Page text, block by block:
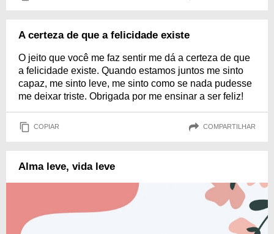
A certeza de que a felicidade existe
O jeito que você me faz sentir me dá a certeza de que
a felicidade existe. Quando estamos juntos me sinto
capaz, me sinto leve, me sinto como se nada pudesse
me deixar triste. Obrigada por me ensinar a ser feliz!
COPIAR COMPARTILHAR
Alma leve, vida leve